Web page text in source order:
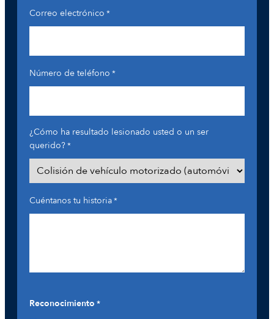
Correo electrónico *
Número de teléfono *
¿Cómo ha resultado lesionado usted o un ser
querido?*
Cuéntanos tu historia*
Reconocimiento *